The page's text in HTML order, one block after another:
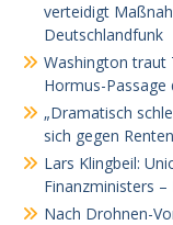
verteidigt
Deutschlandfunk
Washington traut
Hormus-Passage
„Dramatisch
sich gegen
Lars Klingbeil:
Finanzministers –
Nach Drohnen-